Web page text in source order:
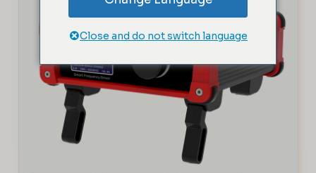
Close and do not switch language